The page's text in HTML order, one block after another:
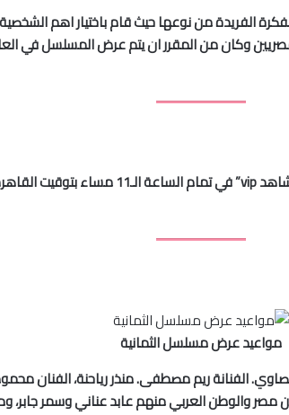
من نوعها حيث قام باختيار اهم الشخصية
النجوم المصريين وكان من المقرر ان يتم عرض
مواعيد عرض مسلسل الثمانية
الفنانة ريم مصطفى. منذر رياحنة، الفنان
والوطن العربي منهم عابد عناني وسمر جابر،